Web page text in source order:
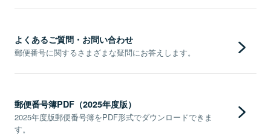
よくあるご質問・お問い合わせ
郵便番号に関するさまざまな疑問にお答えします。
郵便番号簿PDF（2025年度版）
2025年度版郵便番号簿をPDF形式でダウンロードできま
す。